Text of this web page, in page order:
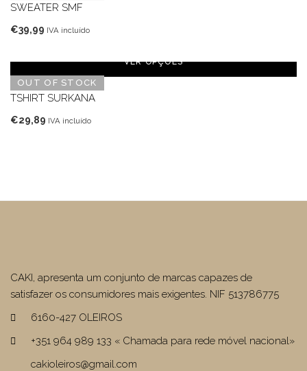
SWEATER SMF
€39,99 IVA incluído
OUT OF STOCK
VER OPÇÕES
TSHIRT SURKANA
€29,89 IVA incluído
CAKI, apresenta um conjunto de marcas capazes de
satisfazer os consumidores mais exigentes. NIF 513786775
6160-427 OLEIROS
+351 964 989 133 « Chamada para rede móvel nacional»
cakioleiros@gmail.com